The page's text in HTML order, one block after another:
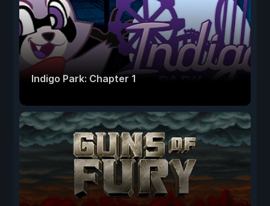
Indigo Park: Chapter 1